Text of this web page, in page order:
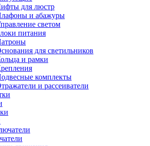
для люстр
и абажуры
светом
питания
для светильников
и рамки
комплекты
и рассеиватели